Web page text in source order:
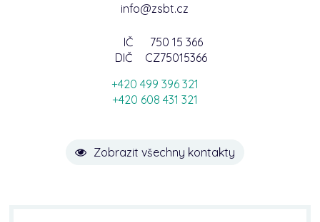
info@zsbt.cz
IČ
750 15 366
DIČ
CZ75015366
+420 499 396 321
+420 608 431 321
Zobrazit všechny kontakty